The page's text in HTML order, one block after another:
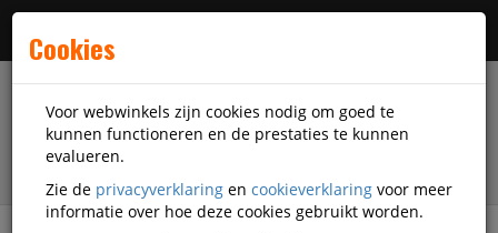
Cookies
Voor webwinkels zijn cookies nodig om goed te
kunnen functioneren en de prestaties te kunnen
evalueren.
Zie de privacyverklaring en cookieverklaring voor meer
informatie over hoe deze cookies gebruikt worden.